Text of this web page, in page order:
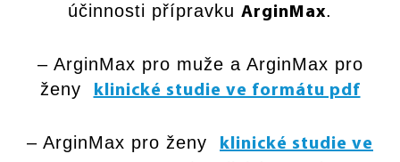
účinnosti přípravku ArginMax.
– ArginMax pro muže a ArginMax pro
ženy
klinické studie ve formátu pdf
– ArginMax pro ženy klinické studie ve